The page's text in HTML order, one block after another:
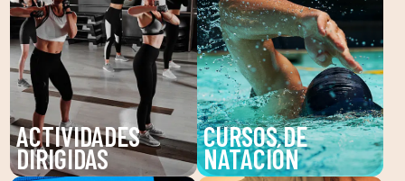
ACTIVIDADES
DIRIGIDAS
CURSOS DE
NATACIÓN